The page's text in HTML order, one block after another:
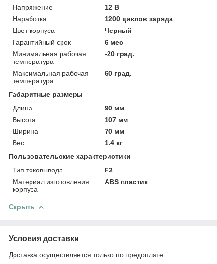
Напряжение
12 В
Наработка
1200 циклов заряда
Цвет корпуса
Черный
Гарантийный срок
6 мес
Минимальная рабочая
температура
-20 град.
Максимальная рабочая
температура
60 град.
Габаритные размеры
Длина
90 мм
Высота
107 мм
Ширина
70 мм
Вес
1.4 кг
Пользовательские характеристики
Тип токовывода
F2
Материал изготовления
корпуса
ABS пластик
Скрыть
Условия доставки
Доставка осуществляется только по предоплате.